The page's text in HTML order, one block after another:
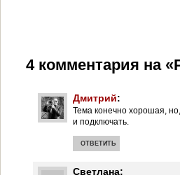
4 комментария на
Дмитрий:
Тема конечно хорошая,
и подключать.
ОТВЕТИТЬ
Светлана: